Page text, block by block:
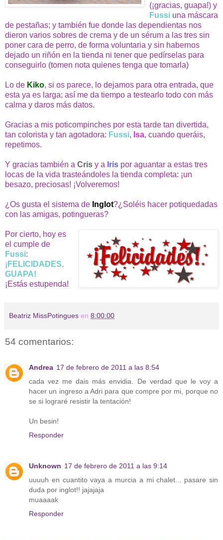
(¡gracias, guapa!) y
Fussi una máscara
de pestañas; y también fue donde las dependientas nos
dieron varios sobres de crema y de un sérum a las tres sin
poner cara de perro, de forma voluntaria y sin habernos
dejado un riñón en la tienda ni tener que pedírselas para
conseguirlo (tomen nota quienes tenga que tomarla)
Lo de Kiko, si os parece, lo dejamos para otra entrada, que
esta ya es larga; así me da tiempo a testearlo todo con más
calma y daros más datos.
Gracias a mis poticompinches por esta tarde tan divertida,
tan colorista y tan agotadora: Fussi, Isa, cuando queráis,
repetimos.
Y gracias también a Cris y a Iris por aguantar a estas tres
locas de la vida trasteándoles la tienda completa: ¡un
besazo, preciosas! ¡Volveremos!
¿Os gusta el sistema de Inglot?¿Soléis hacer potiquedadas
con las amigas, potingueras?
Por cierto, hoy es
el cumple de
Fussi:
¡FELICIDADES,
GUAPA!
¡Estás estupenda!
Beatriz MissPotingues en 8:00:00
54 comentarios:
Andrea 17 de febrero de 2011 a las 8:54
cada vez me dais más envidia. De verdad que le voy a
hacer un ingreso a Adri para que compre por mi, porque no
se si lograré resistir la tentación!
Un besin!
Responder
Unknown 17 de febrero de 2011 a las 9:14
uuuuh en cuantito vaya a murcia a mi chalet... pasare sin
duda por inglot!! jajajaja
muaaaak
Responder